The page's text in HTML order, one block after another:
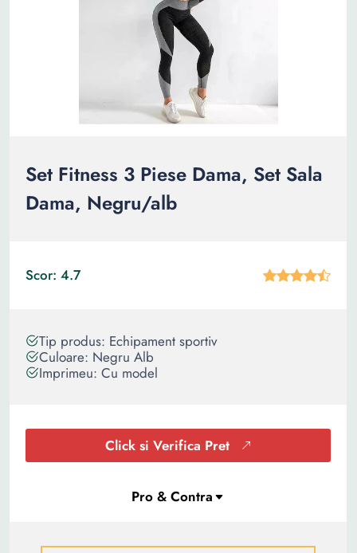
Set Fitness 3 Piese Dama, Set Sala
Dama, Negru/alb
Scor: 4.7
Tip produs: Echipament sportiv
Culoare: Negru Alb
Imprimeu: Cu model
Click si Verifica Pret